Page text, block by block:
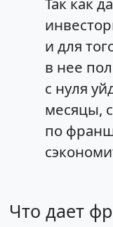
и для
в нее
с нуля
месяцы,
по
Что дает